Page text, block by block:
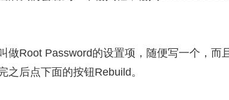
做Root Password的设置项，随便写一个，而
之后点下面的按钮Rebuild。